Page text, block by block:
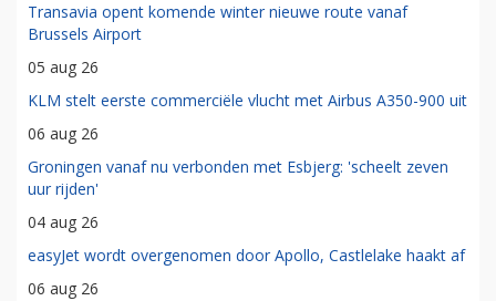
Transavia opent komende winter nieuwe route vanaf
Brussels Airport
05 aug 26
KLM stelt eerste commerciële vlucht met Airbus A350-900 uit
06 aug 26
Groningen vanaf nu verbonden met Esbjerg: 'scheelt zeven
uur rijden'
04 aug 26
easyJet wordt overgenomen door Apollo, Castlelake haakt af
06 aug 26